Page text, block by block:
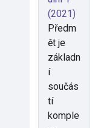
(2021)
Předm
ět je
základn
í
součás
tí
komple